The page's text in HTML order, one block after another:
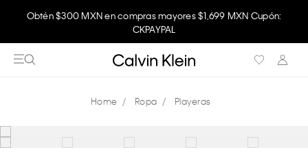
Obtén $300 MXN en compras mayores $1,699 MXN Cupón:
CKPAYPAL
Ropa Playeras